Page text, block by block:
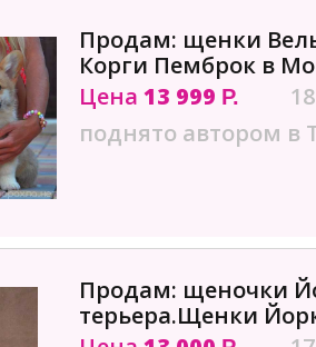
Продам: щенки
Корги Пемброк в
Цена 13 999 Р.
поднято автором в
Продам: щеночки
терьера.Щенки